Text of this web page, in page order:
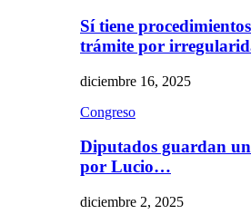
Sí tiene
trámite por
diciembre 16, 2025
Congreso
Diputados guardan
por Lucio…
diciembre 2, 2025